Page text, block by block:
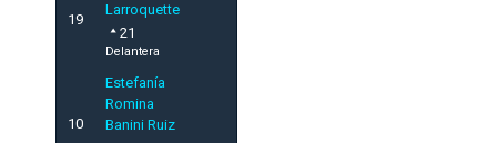
19
Larroquette
21
Delantera
10
Estefanía
Romina
Banini Ruiz